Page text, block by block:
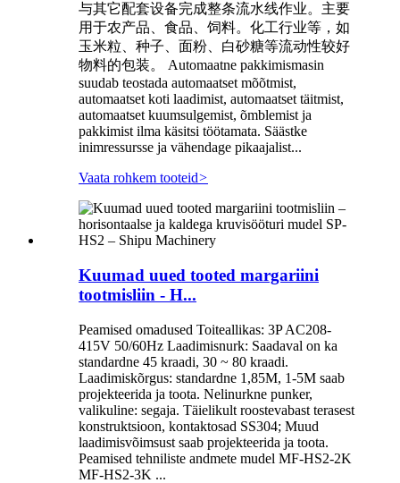
与其它配套设备完成整条流水线作业。主要
用于农产品、食品、饲料。化工行业等，如
玉米粒、种子、面粉、白砂糖等流动性较好
物料的包装。 Automaatne pakkimismasin
suudab teostada automaatset mõõtmist,
automaatset koti laadimist, automaatset täitmist,
automaatset kuumsulgemist, õmblemist ja
pakkimist ilma käsitsi töötamata. Säästke
inimressursse ja vähendage pikaajalist...
Vaata rohkem tooteid>
Kuumad uued tooted margariini
tootmisliin - H...
Peamised omadused Toiteallikas: 3P AC208-
415V 50/60Hz Laadimisnurk: Saadaval on ka
standardne 45 kraadi, 30 ~ 80 kraadi.
Laadimiskõrgus: standardne 1,85M, 1-5M saab
projekteerida ja toota. Nelinurkne punker,
valikuline: segaja. Täielikult roostevabast terasest
konstruktsioon, kontaktosad SS304; Muud
laadimisvõimsust saab projekteerida ja toota.
Peamised tehniliste andmete mudel MF-HS2-2K
MF-HS2-3K ...